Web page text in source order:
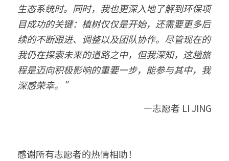
生态系统时。同时，我也更深入地了解到环保项
目成功的关键：植树仅仅是开始，还需要更多后
续的不断跟进、调整以及团队协作。尽管现在的
我仍在探索未来的道路之中，但我深知，这趟旅
程是迈向积极影响的重要一步，能参与其中，我
深感荣幸。"
—志愿者 LI JING
感谢所有志愿者的热情相助！